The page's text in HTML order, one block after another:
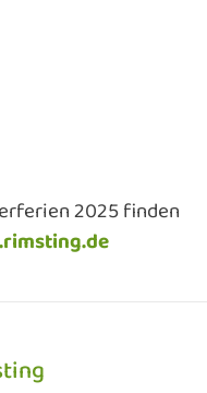
2025 finden